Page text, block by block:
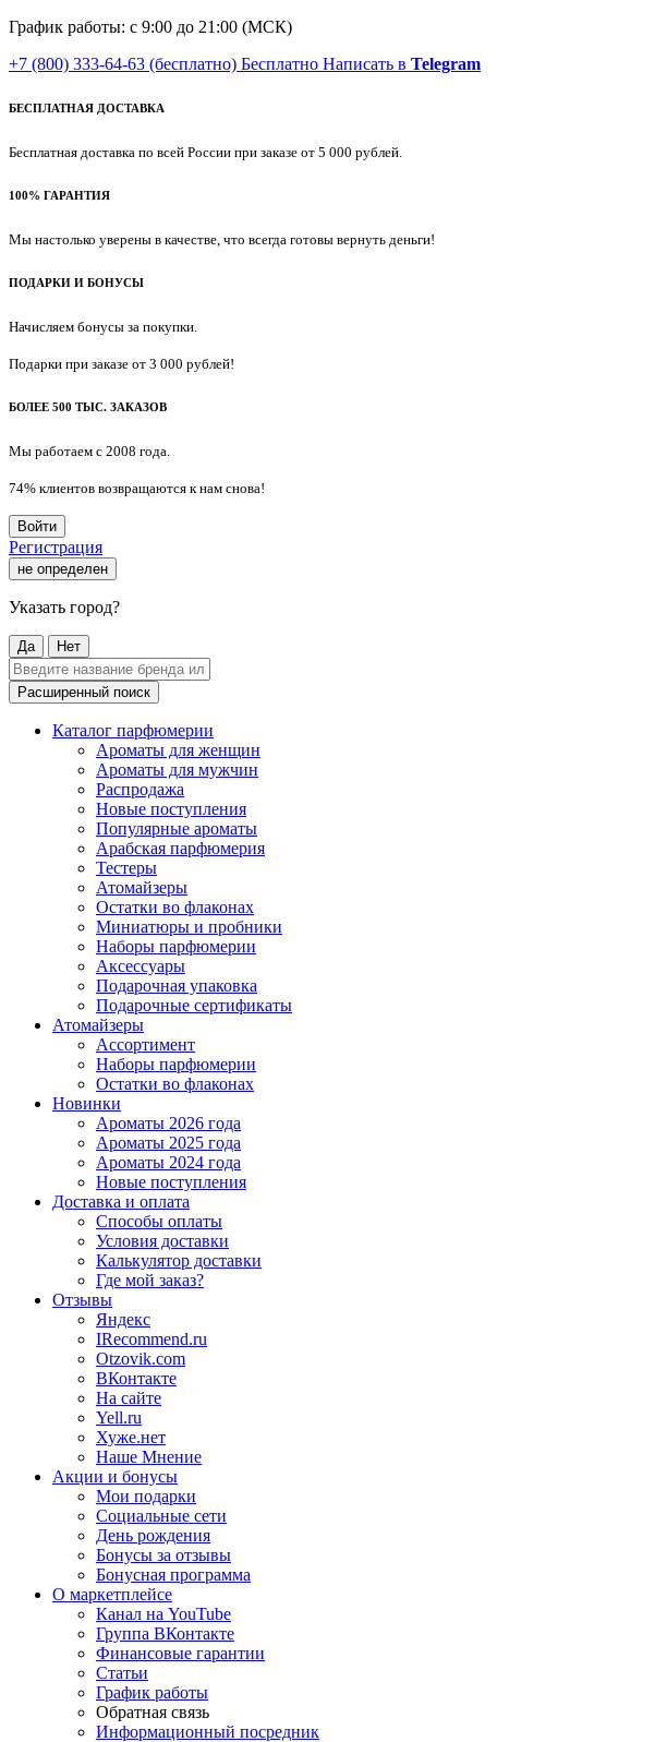
График работы: с 9:00 до 21:00 (МСК)
+7 (800) 333-64-63 (бесплатно) Бесплатно Написать в Telegram
БЕСПЛАТНАЯ ДОСТАВКА
Бесплатная доставка по всей России при заказе от 5 000 рублей.
100% ГАРАНТИЯ
Мы настолько уверены в качестве, что всегда готовы вернуть деньги!
ПОДАРКИ И БОНУСЫ
Начисляем бонусы за покупки.
Подарки при заказе от 3 000 рублей!
БОЛЕЕ 500 ТЫС. ЗАКАЗОВ
Мы работаем с 2008 года.
74% клиентов возвращаются к нам снова!
Войти
Регистрация
не определен
Указать город?
Да Нет
Расширенный поиск
Каталог парфюмерии
Ароматы для женщин
Ароматы для мужчин
Распродажа
Новые поступления
Популярные ароматы
Арабская парфюмерия
Тестеры
Атомайзеры
Остатки во флаконах
Миниатюры и пробники
Наборы парфюмерии
Аксессуары
Подарочная упаковка
Подарочные сертификаты
Атомайзеры
Ассортимент
Наборы парфюмерии
Остатки во флаконах
Новинки
Ароматы 2026 года
Ароматы 2025 года
Ароматы 2024 года
Новые поступления
Доставка и оплата
Способы оплаты
Условия доставки
Калькулятор доставки
Где мой заказ?
Отзывы
Яндекс
IRecommend.ru
Otzovik.com
ВКонтакте
На сайте
Yell.ru
Хуже.нет
Наше Мнение
Акции и бонусы
Мои подарки
Социальные сети
День рождения
Бонусы за отзывы
Бонусная программа
О маркетплейсе
Канал на YouTube
Группа ВКонтакте
Финансовые гарантии
Статьи
График работы
Обратная связь
Информационный посредник